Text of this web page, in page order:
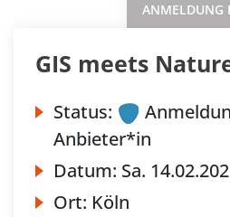
ANMELDUNG
GIS meets
Status:
Anbieter*in
Datum: Sa.
Ort: Köln